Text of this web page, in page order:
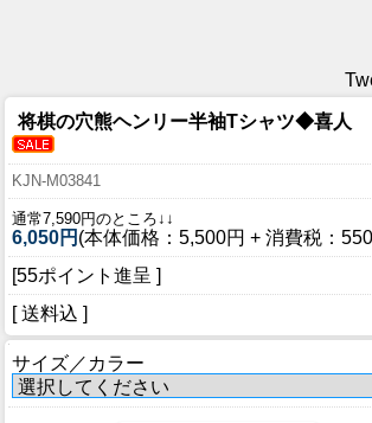
将棋の穴熊ヘンリー半袖Tシャツ◆喜人
KJN-M03841
通常7,590円のところ↓↓
6,050円 (本体価格：5,500円 + 消費税：
[55ポイント進呈 ]
[ 送料込 ]
サイズ／カラー